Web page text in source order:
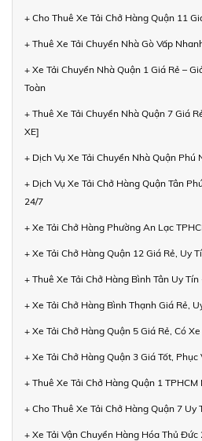
+ Cho Thuê Xe Tải Chở Hàng Quận 11
+ Thuê Xe Tải Chuyển Nhà Gò Vấp
+ Xe Tải Chuyển Nhà Quận 1 Giá Rẻ –
Toàn
+ Thuê Xe Tải Chuyển Nhà Quận 7 Giá
XE]
+ Dịch Vụ Xe Tải Chuyển Nhà Quận Phú
+ Dịch Vụ Xe Tải Chở Hàng Quận Tân
24/7
+ Xe Tải Chở Hàng Phường An Lạc
+ Xe Tải Chở Hàng Quận 12 Giá Rẻ, Uy
+ Thuê Xe Tải Chở Hàng Bình Tân Uy
+ Xe Tải Chở Hàng Bình Thạnh Giá Rẻ,
+ Xe Tải Chở Hàng Quận 5 Giá Rẻ, Có
+ Xe Tải Chở Hàng Quận 3 Giá Tốt,
+ Thuê Xe Tải Chở Hàng Quận 1
+ Cho Thuê Xe Tải Chở Hàng Quận 7 Uy
+ Xe Tải Vận Chuyển Hàng Hóa Thủ